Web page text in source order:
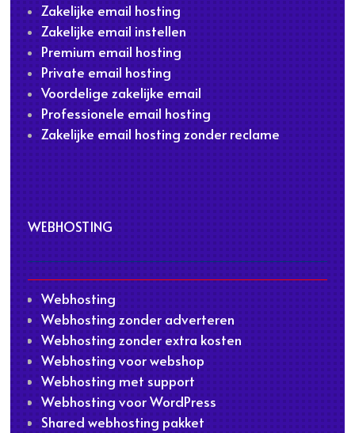
Zakelijke email hosting
Zakelijke email instellen
Premium email hosting
Private email hosting
Voordelige zakelijke email
Professionele email hosting
Zakelijke email hosting zonder reclame
WEBHOSTING
Webhosting
Webhosting zonder adverteren
Webhosting zonder extra kosten
Webhosting voor webshop
Webhosting met support
Webhosting voor WordPress
Shared webhosting pakket